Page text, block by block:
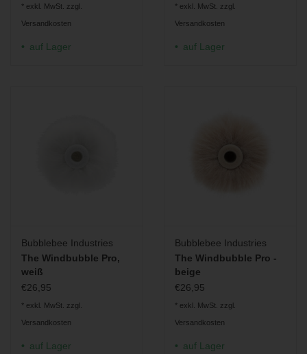
* exkl. MwSt. zzgl.
Versandkosten
auf Lager
* exkl. MwSt. zzgl.
Versandkosten
auf Lager
Bubblebee Industries
The Windbubble Pro,
weiß
€26,95
* exkl. MwSt. zzgl.
Versandkosten
auf Lager
Bubblebee Industries
The Windbubble Pro -
beige
€26,95
* exkl. MwSt. zzgl.
Versandkosten
auf Lager